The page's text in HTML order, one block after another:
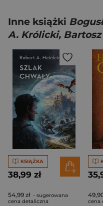
Inne książki
A. Królicki,
KSIĄŻKA
38,99 zł
54,99 zł - sugerowana
cena detaliczna
cena